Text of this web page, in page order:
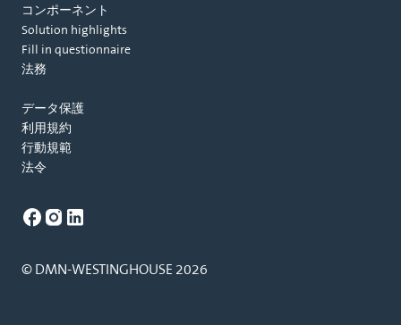
コンポーネント
Solution highlights
Fill in questionnaire
法務
データ保護
利用規約
行動規範
法令
© DMN-WESTINGHOUSE 2026